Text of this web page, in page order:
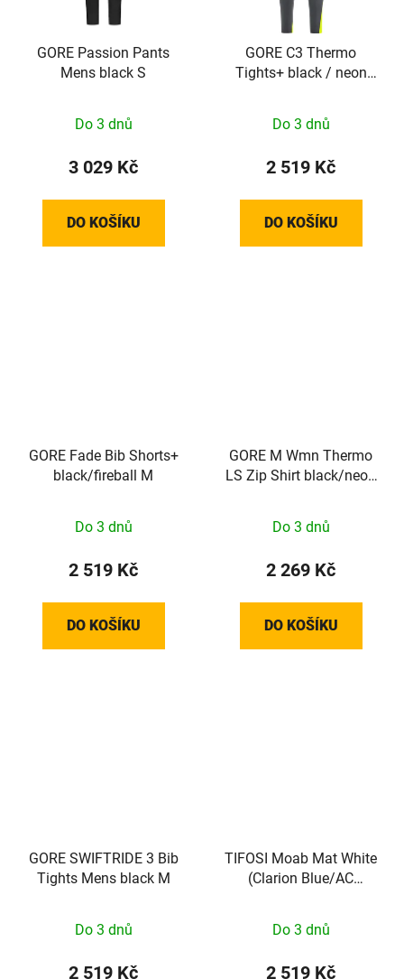
GORE Passion Pants
Mens black S
Do 3 dnů
3 029 Kč
DO KOŠÍKU
GORE C3 Thermo
Tights+ black / neon
Do 3 dnů
2 519 Kč
DO KOŠÍKU
GORE Fade Bib Shorts+
black/fireball M
Do 3 dnů
2 519 Kč
DO KOŠÍKU
GORE M Wmn Thermo
LS Zip Shirt black/neon
Do 3 dnů
2 269 Kč
DO KOŠÍKU
GORE SWIFTRIDE 3 Bib
Tights Mens black M
Do 3 dnů
2 519 Kč
TIFOSI Moab Mat White
(Clarion Blue/AC
Do 3 dnů
2 519 Kč